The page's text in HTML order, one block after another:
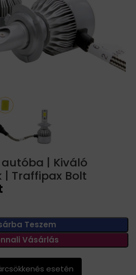
| Kiváló
| Traffipax Bolt
Teszem
Vásárlás
esetén